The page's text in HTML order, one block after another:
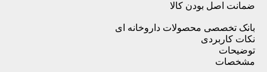
ضمانت اصل بودن کالا
بانک تخصصی محصولات داروخانه ای
نکات کاربردی
توضیحات
مشخصات